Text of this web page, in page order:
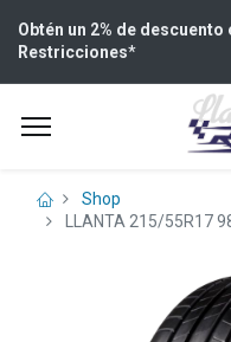
Obtén un 2% de
Restricciones*
Shop
LLANTA 215/55R17